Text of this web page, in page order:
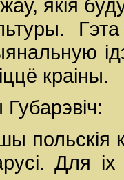
якія
краіны.
Губарэвіч:
польскія
Для